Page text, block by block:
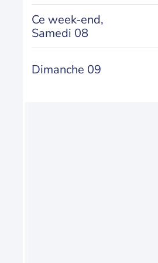
Ce week-end,
Samedi 08
Dimanche 09